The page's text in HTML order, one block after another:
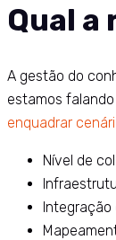
Qual a
A gestão do
estamos
enquadrar
Nível de
Integração